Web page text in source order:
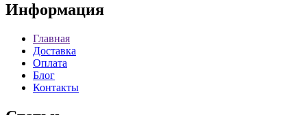
Информация
Главная
Доставка
Оплата
Блог
Контакты